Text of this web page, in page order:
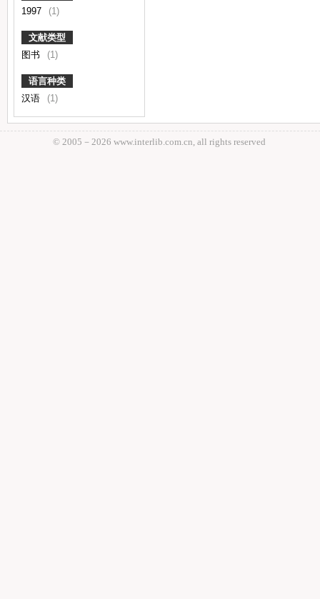
1997
(1)
文献类型
图书
(1)
语言种类
汉语
(1)
© 2005－ 2026 www.interlib.com.cn, all rights reserved